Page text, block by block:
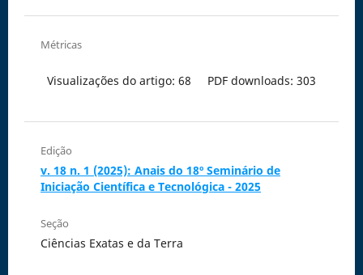
Métricas
Visualizações do artigo: 68 PDF downloads: 303
Edição
v. 18 n. 1 (2025): Anais do 18º Seminário de
Iniciação Científica e Tecnológica - 2025
Seção
Ciências Exatas e da Terra